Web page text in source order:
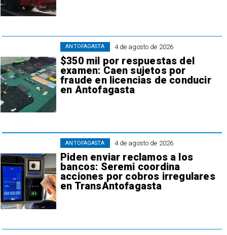
4 de agosto de 2026
$350 mil por respuestas del
examen: Caen sujetos por
fraude en licencias de conducir
en Antofagasta
ANTOFAGASTA
4 de agosto de 2026
Piden enviar reclamos a los
bancos: Seremi coordina
acciones por cobros irregulares
en TransAntofagasta
ANTOFAGASTA